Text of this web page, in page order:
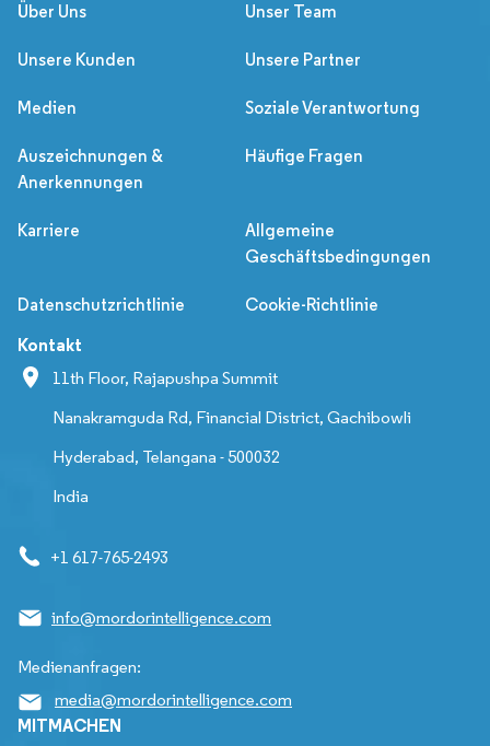
Über Uns Unser Team
Unsere Kunden Unsere Partner
Medien Soziale Verantwortung
Auszeichnungen &
Anerkennungen
Häufige Fragen
Karriere
Allgemeine
Geschäftsbedingungen
Datenschutzrichtlinie Cookie-Richtlinie
Kontakt
11th Floor, Rajapushpa Summit
Nanakramguda Rd, Financial District, Gachibowli
Hyderabad, Telangana - 500032
India
+1 617-765-2493
info@mordorintelligence.com
Medienanfragen:
media@mordorintelligence.com
MITMACHEN